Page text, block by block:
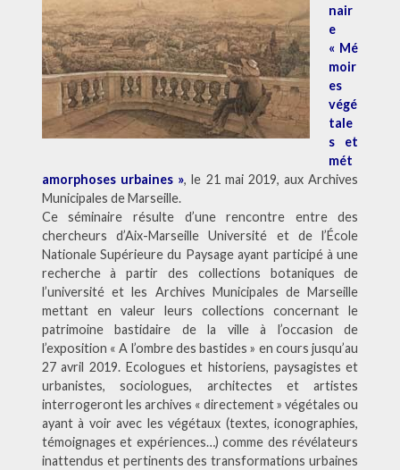
nair
e
« Mé
moir
es
végé
tale
s et
mét
amorphoses urbaines », le 21 mai 2019, aux Archives
Municipales de Marseille.
Ce séminaire résulte d’une rencontre entre des
chercheurs d’Aix-Marseille Université et de l’École
Nationale Supérieure du Paysage ayant participé à une
recherche à partir des collections botaniques de
l’université et les Archives Municipales de Marseille
mettant en valeur leurs collections concernant le
patrimoine bastidaire de la ville à l’occasion de
l’exposition « A l’ombre des bastides » en cours jusqu’au
27 avril 2019. Ecologues et historiens, paysagistes et
urbanistes, sociologues, architectes et artistes
interrogeront les archives « directement » végétales ou
ayant à voir avec les végétaux (textes, iconographies,
témoignages et expériences…) comme des révélateurs
inattendus et pertinents des transformations urbaines